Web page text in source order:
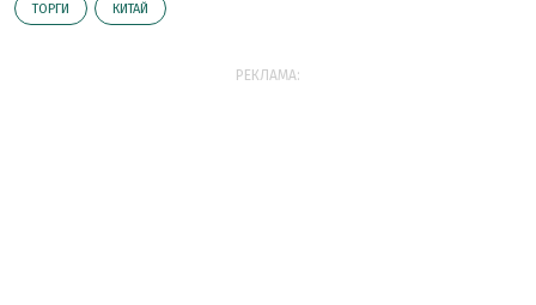
ТОРГИ КИТАЙ
РЕКЛАМА: